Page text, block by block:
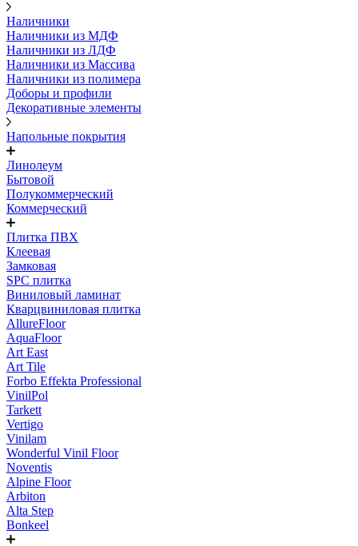
Наличники
Наличники из МДФ
Наличники из ЛДФ
Наличники из Массива
Наличники из полимера
Доборы и профили
Декоративные элементы
Напольные покрытия
Линолеум
Бытовой
Полукоммерческий
Коммерческий
Плитка ПВХ
Клеевая
Замковая
SPC плитка
Виниловый ламинат
Кварцвиниловая плитка
AllureFloor
AquaFloor
Art East
Art Tile
Forbo Effekta Professional
VinilPol
Tarkett
Vertigo
Vinilam
Wonderful Vinil Floor
Noventis
Alpine Floor
Arbiton
Alta Step
Bonkeel